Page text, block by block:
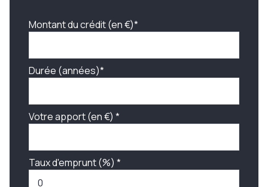
Montant du crédit (en €)*
Durée (années)*
Votre apport (en €) *
Taux d'emprunt (%) *